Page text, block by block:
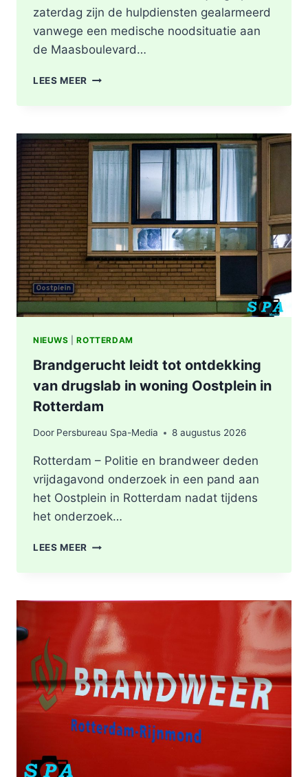
zaterdag zijn de hulpdiensten gealarmeerd
vanwege een medische noodsituatie aan
de Maasboulevard…
LEES MEER MEDISCHE
NIEUWS |ROTTERDAM
Brandgerucht leidt tot ontdekking
van drugslab in woning Oostplein in
Rotterdam
Door Persbureau Spa-Media 8 augustus 2026
Rotterdam – Politie en brandweer deden
vrijdagavond onderzoek in een pand aan
het Oostplein in Rotterdam nadat tijdens
het onderzoek…
LEES MEER BRANDGERUCHT
VAN
DRUGSLAB
IN
WONING
OOSTPLEIN
IN
ROTTERDAM